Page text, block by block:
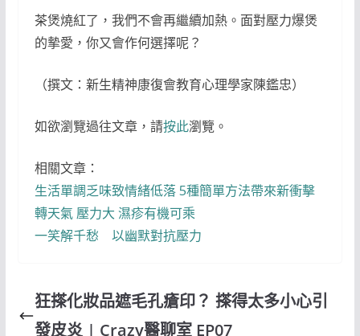
茶煲燒紅了，我們不會再繼續加熱。面對壓力爆煲
的摰愛，你又會作何選擇呢？
（撰文：新生精神康復會教育心理學家陳鑑忠）
如欲瀏覽過往文章，請按此瀏覽。
相關文章：
生活單調乏味致情緒低落 5種簡單方法帶來新衝擊
轉天氣 壓力大 濕疹有機可乘
一笑解千愁 以幽默對抗壓力
狂搽化妝品遮毛孔瘡印？ 搽得太多小心引
發皮炎 | Crazy醫聊室 EP07